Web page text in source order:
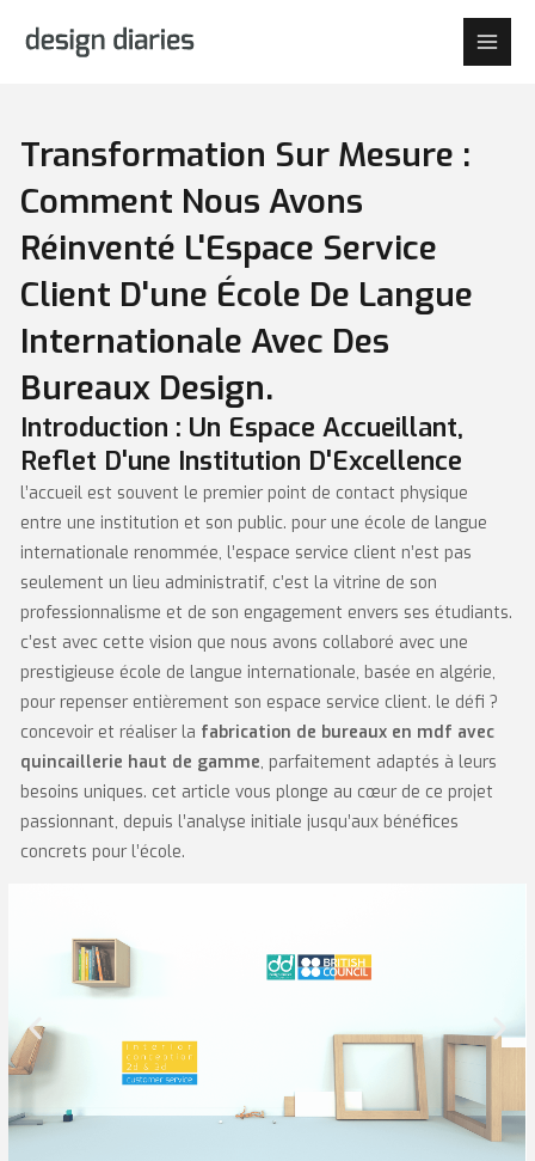
Main
Transformation Sur Mesure :
Comment Nous Avons
Réinventé L'Espace Service
Client D'une École De Langue
Internationale Avec Des
Bureaux Design.
Introduction : Un Espace Accueillant,
Reflet D'une Institution D'Excellence
l’accueil est souvent le premier point de contact physique
entre une institution et son public. pour une école de langue
internationale renommée, l’espace service client n’est pas
seulement un lieu administratif, c’est la vitrine de son
professionnalisme et de son engagement envers ses étudiants.
c’est avec cette vision que nous avons collaboré avec une
prestigieuse école de langue internationale, basée en algérie,
pour repenser entièrement son espace service client. le défi ?
concevoir et réaliser la fabrication de bureaux en mdf avec
quincaillerie haut de gamme, parfaitement adaptés à leurs
besoins uniques. cet article vous plonge au cœur de ce projet
passionnant, depuis l’analyse initiale jusqu’aux bénéfices
concrets pour l’école.